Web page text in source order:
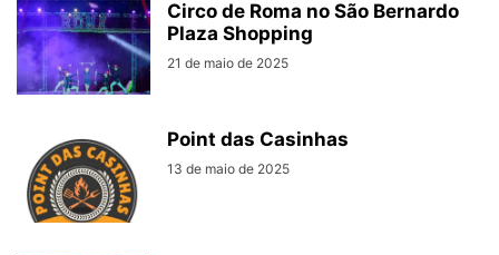
Circo de Roma no São Bernardo
Plaza Shopping
21 de maio de 2025
Point das Casinhas
13 de maio de 2025